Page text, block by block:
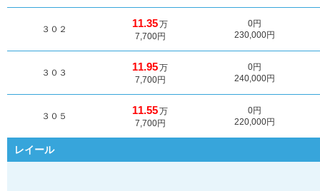
３０２ 11.35万
7,700円
0円
230,000円
３０３ 11.95万
7,700円
0円
240,000円
３０５ 11.55万
7,700円
0円
220,000円
レイール